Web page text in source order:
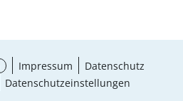
Impressum
Datenschutz
Datenschutzeinstellungen